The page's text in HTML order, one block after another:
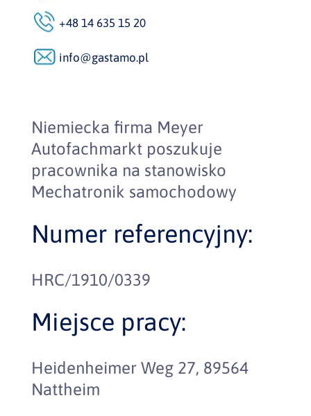
+48 14 635 15 20
info@gastamo.pl
Niemiecka firma Meyer
Autofachmarkt poszukuje
pracownika na stanowisko
Mechatronik samochodowy
Numer referencyjny:
HRC/1910/0339
Miejsce pracy:
Heidenheimer Weg 27, 89564
Nattheim